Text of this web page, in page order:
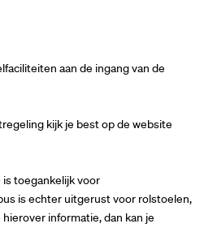
aan de ingang van de
kijk je best op de website
is toegankelijk voor
is echter uitgerust voor rolstoelen,
informatie, dan kan je